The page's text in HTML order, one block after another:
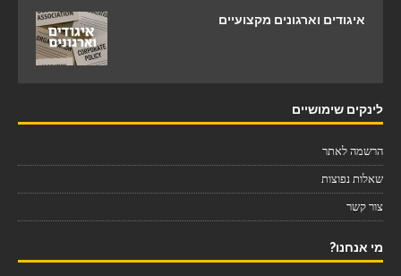
איגודים וארגונים מקצועיים
לינקים שימושיים
הרשמה לאתר
שאלות נפוצות
צור קשר
מי אנחנו?